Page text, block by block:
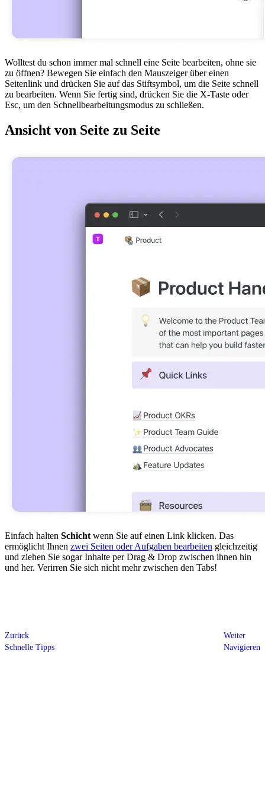
Wolltest du schon immer mal schnell eine Seite bearbeiten, ohne sie
zu öffnen? Bewegen Sie einfach den Mauszeiger über einen
Seitenlink und drücken Sie auf das Stiftsymbol, um die Seite schnell
zu bearbeiten. Wenn Sie fertig sind, drücken Sie die X-Taste oder
Esc, um den Schnellbearbeitungsmodus zu schließen.
Ansicht von Seite zu Seite
Einfach halten Schicht wenn Sie auf einen Link klicken. Das
ermöglicht Ihnen zwei Seiten oder Aufgaben bearbeiten gleichzeitig
und ziehen Sie sogar Inhalte per Drag & Drop zwischen ihnen hin
und her. Verirren Sie sich nicht mehr zwischen den Tabs!
Zurück
Schnelle Tipps
Weiter
Navigieren